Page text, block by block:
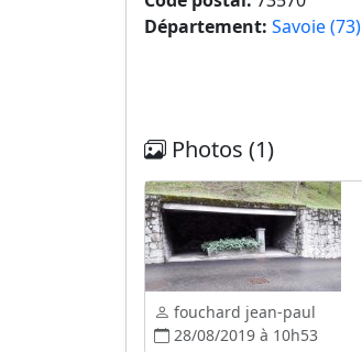
Département: Savoie (73)
Photos (1)
fouchard jean-paul
28/08/2019 à 10h53